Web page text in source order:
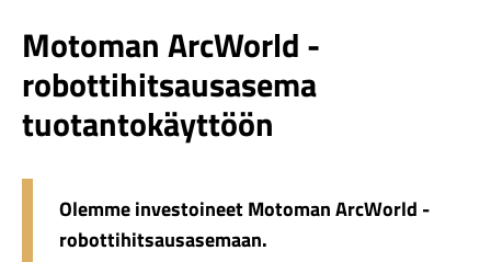
Motoman ArcWorld -
robottihitsausasema
tuotantokäyttöön
Olemme investoineet Motoman ArcWorld -
robottihitsausasemaan.